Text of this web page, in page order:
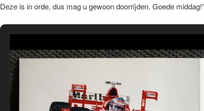
Deze is in orde, dus mag u gewoon doorrijden. Goede middag!”